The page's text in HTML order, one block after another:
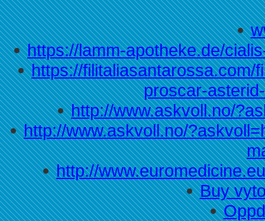
https://lamm-apotheke.de/
https://filitaliasantarossa.com/
proscar-
http://www.askvoll.no/
http://www.askvoll.no/
http://
Buy